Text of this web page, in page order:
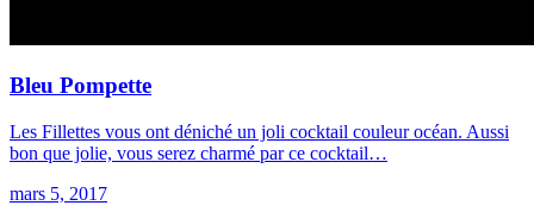
Bleu Pompette
Les Fillettes vous ont déniché un joli cocktail couleur océan. Aussi
bon que jolie, vous serez charmé par ce cocktail…
mars 5, 2017